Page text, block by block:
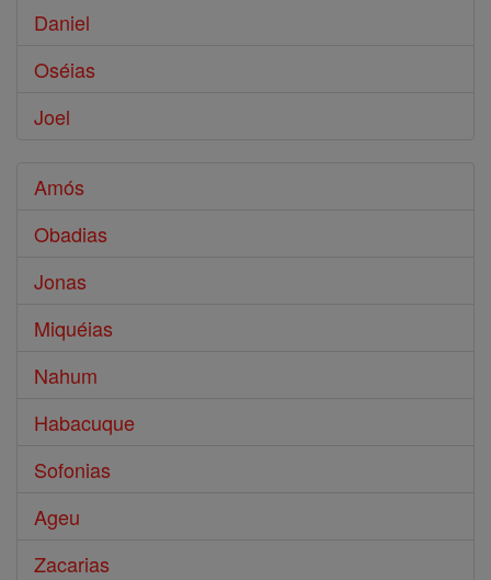
Daniel
Oséias
Joel
Amós
Obadias
Jonas
Miquéias
Nahum
Habacuque
Sofonias
Ageu
Zacarias